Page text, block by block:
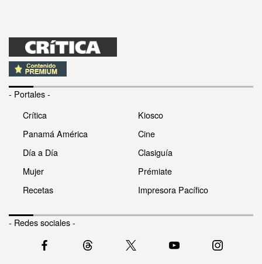
- Portales -
Crítica
Panamá América
Día a Día
Mujer
Recetas
Kiosco
Cine
Clasiguía
Prémiate
Impresora Pacífico
- Redes sociales -